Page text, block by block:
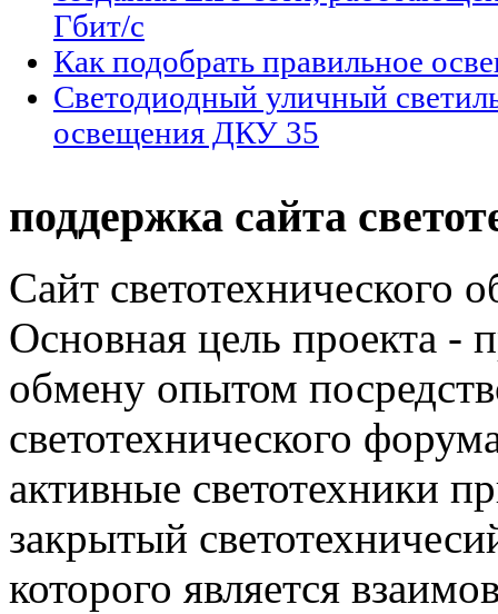
Гбит/с
Как подобрать правильное
Светодиодный уличный
освещения ДКУ 35
поддержка сайта
Сайт светотехнического
Основная цель проекта -
обмену опытом
светотехнического
активные светотехники
закрытый
которого является